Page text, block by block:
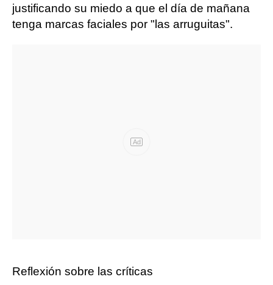
justificando su miedo a que el día de mañana
tenga marcas faciales por "las arruguitas".
Ad
Reflexión sobre las críticas